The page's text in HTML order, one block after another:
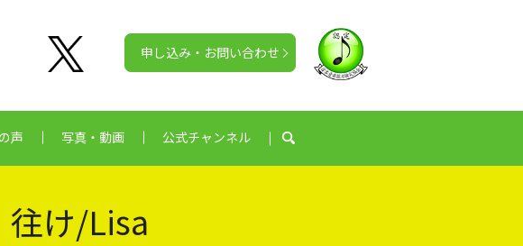
声 写真・動画 公式チャンネル search
申し込み・お問い合わせ
往け/Lisa